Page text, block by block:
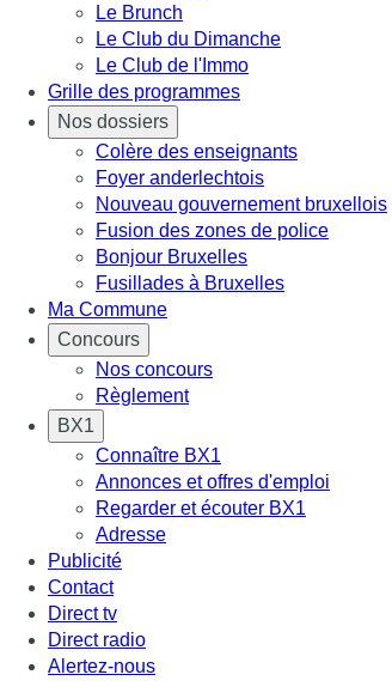
Le Brunch
Le Club du Dimanche
Le Club de l'Immo
Grille des programmes
Nos dossiers
Colère des enseignants
Foyer anderlechtois
Nouveau gouvernement bruxellois
Fusion des zones de police
Bonjour Bruxelles
Fusillades à Bruxelles
Ma Commune
Concours
Nos concours
Règlement
BX1
Connaître BX1
Annonces et offres d'emploi
Regarder et écouter BX1
Adresse
Publicité
Contact
Direct tv
Direct radio
Alertez-nous